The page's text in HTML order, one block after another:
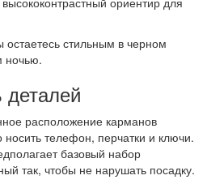
стильным в черном
ночью.
деталей
расположение карманов
носить телефон, перчатки и ключи.
базовый набор
так, чтобы не нарушать посадку.